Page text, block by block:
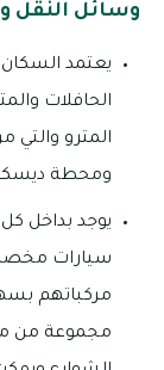
وسائل النقل
الحافلات
المترو والتي
ومحطة
سيارات
مركباتهم
مجموعة من